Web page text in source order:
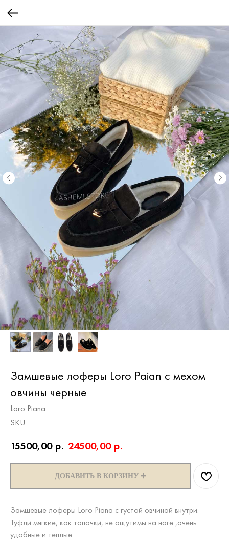
Замшевые лоферы Loro Paian с мехом
овчины черные
Loro Piana
SKU:
15500,00 р. 24500,00 р.
ДОБАВИТЬ В КОРЗИНУ ➕
Замшевые лоферы Loro Piana с густой овчиной внутри.
Туфли мягкие, как тапочки, не ощутимы на ноге ,очень
удобные и теплые.